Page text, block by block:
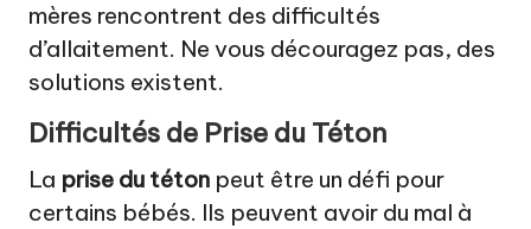
mères rencontrent des difficultés
d’allaitement. Ne vous découragez pas, des
solutions existent.
Difficultés de Prise du Téton
La prise du téton peut être un défi pour
certains bébés. Ils peuvent avoir du mal à